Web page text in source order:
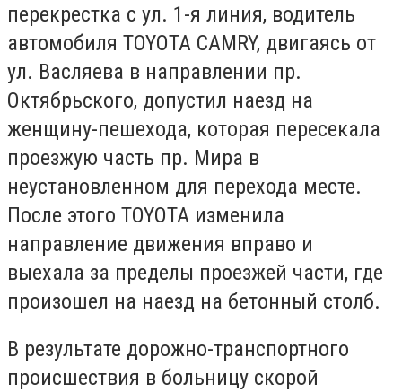
перекрестка с ул. 1-я линия, водитель
автомобиля TOYOTA CAMRY, двигаясь от
ул. Васляева в направлении пр.
Октябрьского, допустил наезд на
женщину-пешехода, которая пересекала
проезжую часть пр. Мира в
неустановленном для перехода месте.
После этого TOYOTA изменила
направление движения вправо и
выехала за пределы проезжей части, где
произошел на наезд на бетонный столб.
В результате дорожно-транспортного
происшествия в больницу скорой